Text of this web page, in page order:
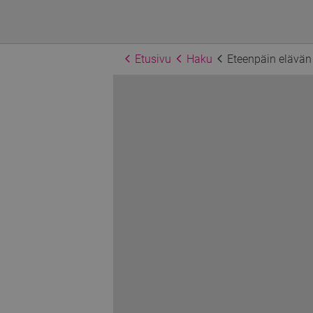
Etusivu Haku Eteenpäin